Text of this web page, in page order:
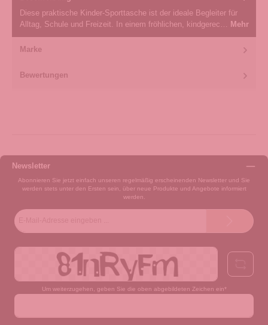
Diese praktische Kinder-Sporttasche ist der ideale Begleiter für
Alltag, Schule und Freizeit. In einem fröhlichen, kindgerec… Mehr
Marke
Bewertungen
Newsletter
Abonnieren Sie jetzt einfach unseren regelmäßig erscheinenden Newsletter und Sie
werden stets unter den Ersten sein, über neue Produkte und Angebote informiert
werden.
Um weiterzugehen, geben Sie die oben abgebildeten Zeichen ein*